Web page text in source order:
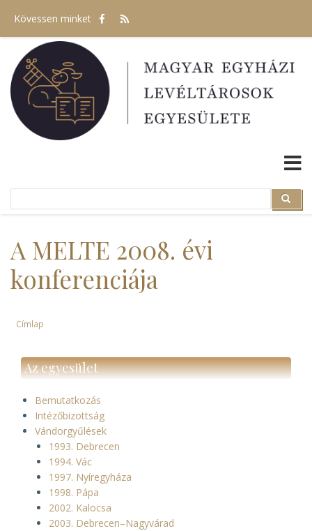
tartalomra
Kövessen minket
Search
A MELTE 2008. évi
konferenciája
Morzsa
Címlap
Az egyesület
Bemutatkozás
Intézőbizottság
Vándorgyűlések
1993. Debrecen
1994. Vác
1997. Nyíregyháza
1998. Pápa
2002. Kalocsa
2003. Debrecen–Nagyvárad